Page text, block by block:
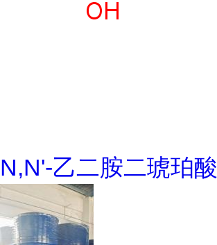
N,N'-乙二胺二琥珀酸